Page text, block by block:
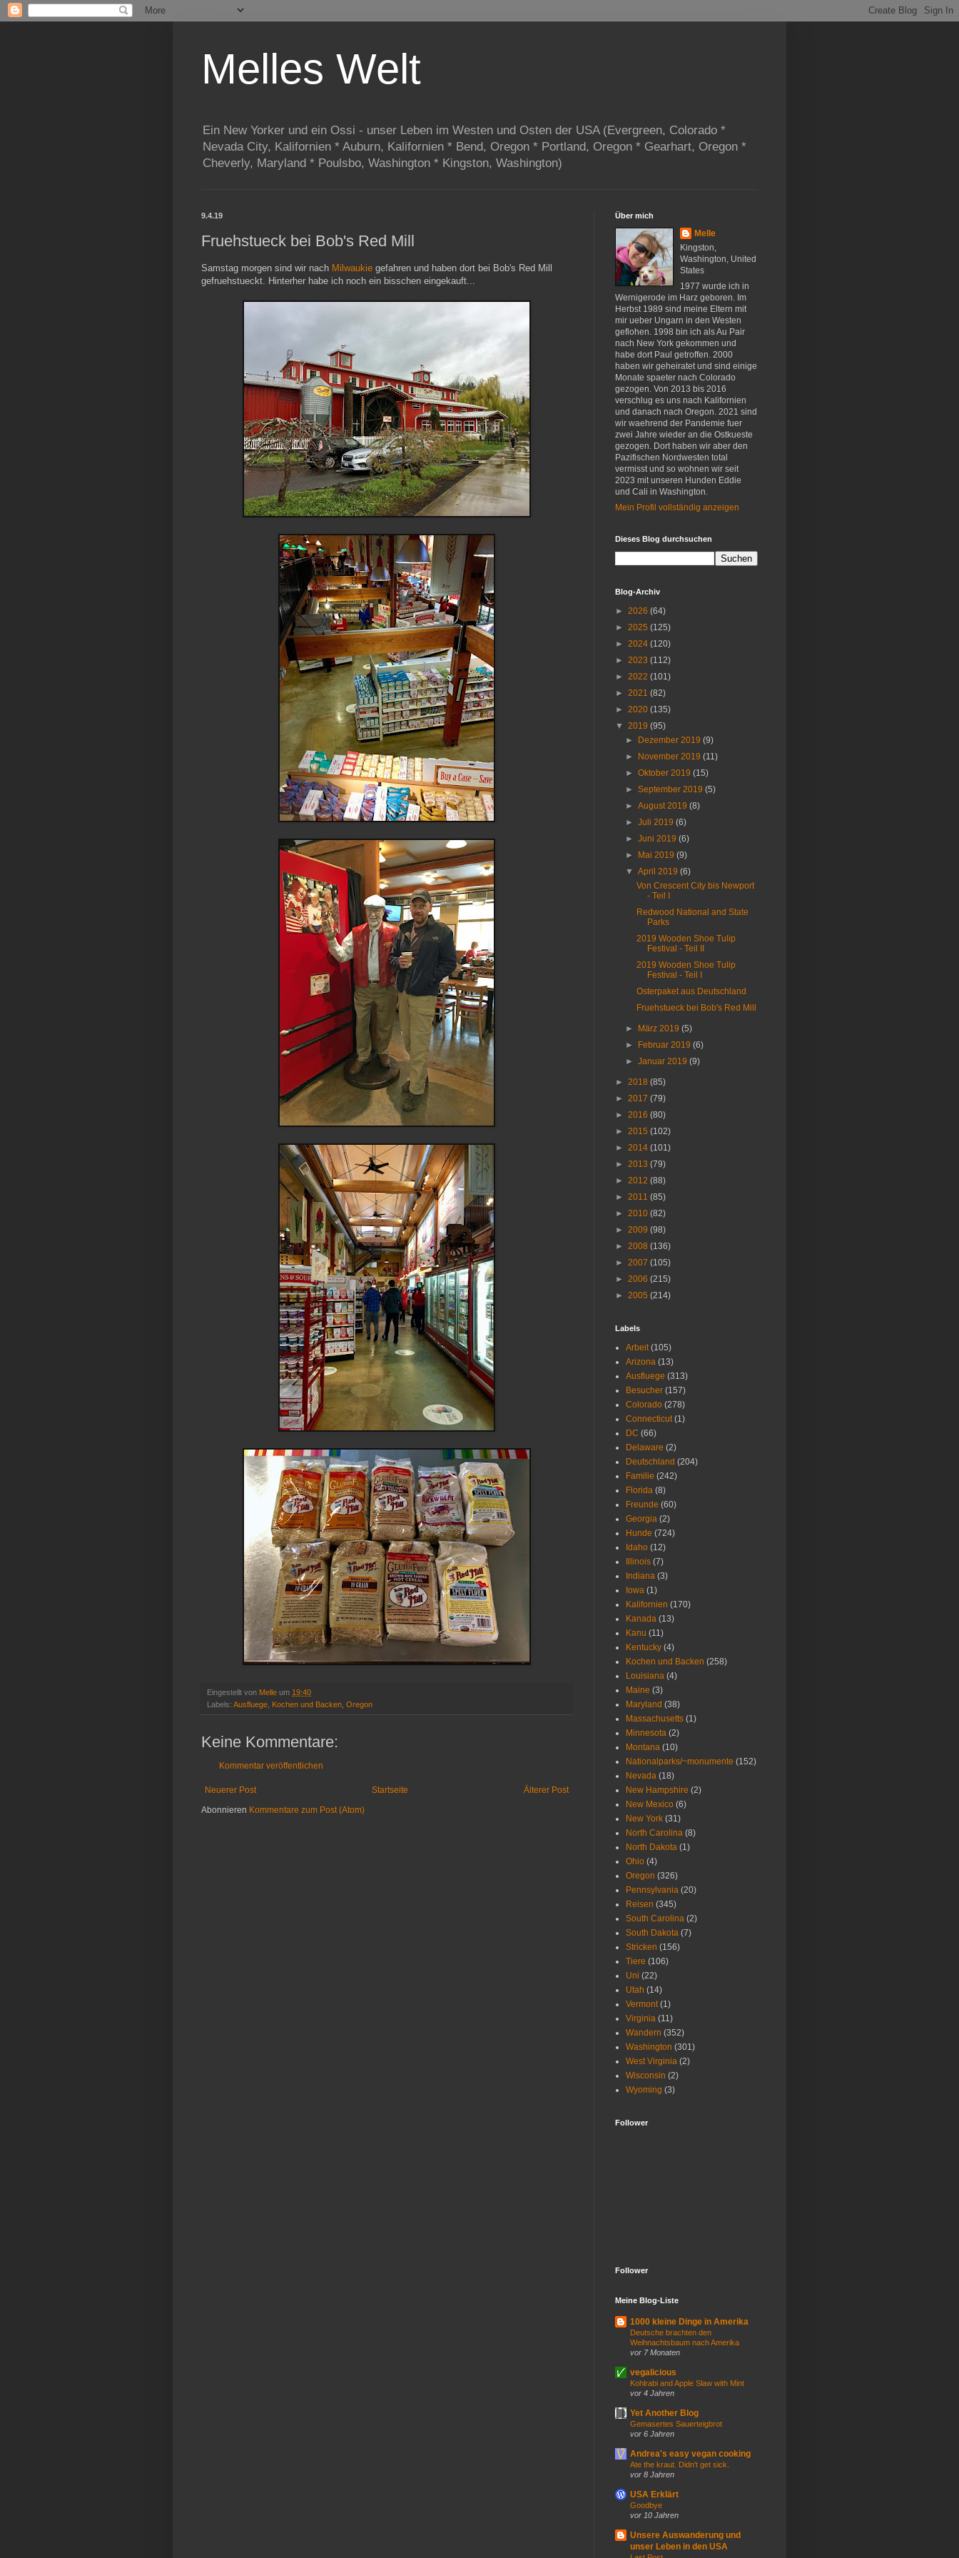
Melles Welt
Ein New Yorker und ein Ossi - unser Leben im Westen und Osten der USA (Evergreen, Colorado *
Nevada City, Kalifornien * Auburn, Kalifornien * Bend, Oregon * Portland, Oregon * Gearhart, Oregon *
Cheverly, Maryland * Poulsbo, Washington * Kingston, Washington)
9.4.19
Fruehstueck bei Bob's Red Mill
Samstag morgen sind wir nach Milwaukie gefahren und haben dort bei Bob's Red Mill
gefruehstueckt. Hinterher habe ich noch ein bisschen eingekauft...
Eingestellt von Melle um 19:40
Labels: Ausfluege Kochen und Backen Oregon
Keine Kommentare:
Kommentar veröffentlichen
Neuerer Post Älterer Post
Startseite
Abonnieren Kommentare zum Post (Atom)
Über mich
Melle
Kingston,
Washington, United
States
1977 wurde ich in
Wernigerode im Harz geboren. Im
Herbst 1989 sind meine Eltern mit
mir ueber Ungarn in den Westen
geflohen. 1998 bin ich als Au Pair
nach New York gekommen und
habe dort Paul getroffen. 2000
haben wir geheiratet und sind einige
Monate spaeter nach Colorado
gezogen. Von 2013 bis 2016
verschlug es uns nach Kalifornien
und danach nach Oregon. 2021 sind
wir waehrend der Pandemie fuer
zwei Jahre wieder an die Ostkueste
gezogen. Dort haben wir aber den
Pazifischen Nordwesten total
vermisst und so wohnen wir seit
2023 mit unseren Hunden Eddie
und Cali in Washington.
Mein Profil vollständig anzeigen
Dieses Blog durchsuchen
Blog-Archiv
► 2026 (64)
► 2025 (125)
► 2024 (120)
► 2023 (112)
► 2022 (101)
► 2021 (82)
► 2020 (135)
▼ 2019 (95)
►
Dezember 2019(9)
►
November 2019(11)
►Oktober 2019(15)
►September 2019(5)
►August 2019(8)
►Juli 2019(6)
►Juni 2019(6)
►
Mai 2019(9)
▼April 2019(6)
Von Crescent City bis Newport
- Teil I
Redwood National and State
Parks
2019 Wooden Shoe Tulip
Festival - Teil II
2019 Wooden Shoe Tulip
Festival - Teil I
Osterpaket aus Deutschland
Fruehstueck bei Bob's Red Mill
► März 2019(5)
►
Februar 2019(6)
►Januar 2019(9)
► 2018 (85)
► 2017 (79)
► 2016 (80)
► 2015 (102)
► 2014 (101)
► 2013 (79)
► 2012 (88)
► 2011 (85)
► 2010 (82)
► 2009 (98)
► 2008 (136)
► 2007 (105)
► 2006 (215)
► 2005 (214)
Labels
Arbeit (105)
Arizona (13)
Ausfluege (313)
Besucher (157)
Colorado (278)
Connecticut (1)
DC (66)
Delaware (2)
Deutschland (204)
Familie (242)
Florida (8)
Freunde (60)
Georgia (2)
Hunde (724)
Idaho (12)
Illinois (7)
Indiana (3)
Iowa (1)
Kalifornien (170)
Kanada (13)
Kanu (11)
Kentucky (4)
Kochen und Backen (258)
Louisiana (4)
Maine (3)
Maryland (38)
Massachusetts (1)
Minnesota (2)
Montana (10)
Nationalparks/~monumente (152)
Nevada (18)
New Hampshire (2)
New Mexico (6)
New York (31)
North Carolina (8)
North Dakota (1)
Ohio (4)
Oregon (326)
Pennsylvania (20)
Reisen (345)
South Carolina (2)
South Dakota (7)
Stricken (156)
Tiere (106)
Uni (22)
Utah (14)
Vermont (1)
Virginia (11)
Wandern (352)
Washington (301)
West Virginia (2)
Wisconsin (2)
Wyoming (3)
Follower
Follower
Meine Blog-Liste
1000 kleine Dinge in Amerika
Deutsche brachten den
Weihnachtsbaum nach Amerika
vor 7 Monaten
vegalicious
Kohlrabi and Apple Slaw with Mint
vor 4 Jahren
Yet Another Blog
Gemasertes Sauerteigbrot
vor 6 Jahren
Andrea's easy vegan cooking
Ate the kraut. Didn't get sick.
vor 8 Jahren
USA Erklärt
Goodbye
vor 10 Jahren
Unsere Auswanderung und
unser Leben in den USA